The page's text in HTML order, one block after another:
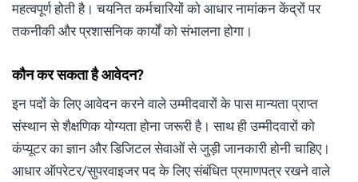
महत्वपूर्ण होती है। चयनित कर्मचारियों को आधार नामांकन केंद्रों पर
तकनीकी और प्रशासनिक कार्यों को संभालना होगा।
कौन कर सकता है आवेदन?
इन पदों के लिए आवेदन करने वाले उम्मीदवारों के पास मान्यता प्राप्त
संस्थान से शैक्षणिक योग्यता होना जरूरी है। साथ ही उम्मीदवारों को
कंप्यूटर का ज्ञान और डिजिटल सेवाओं से जुड़ी जानकारी होनी चाहिए।
आधार ऑपरेटर/सुपरवाइजर पद के लिए संबंधित प्रमाणपत्र रखने वाले